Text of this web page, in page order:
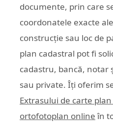
documente, prin care
coordonatele exacte
construcție sau loc de
plan cadastral pot fi
cadastru, bancă, notar
sau private. Îți oferim
Extrasului de carte
ortofotoplan online în